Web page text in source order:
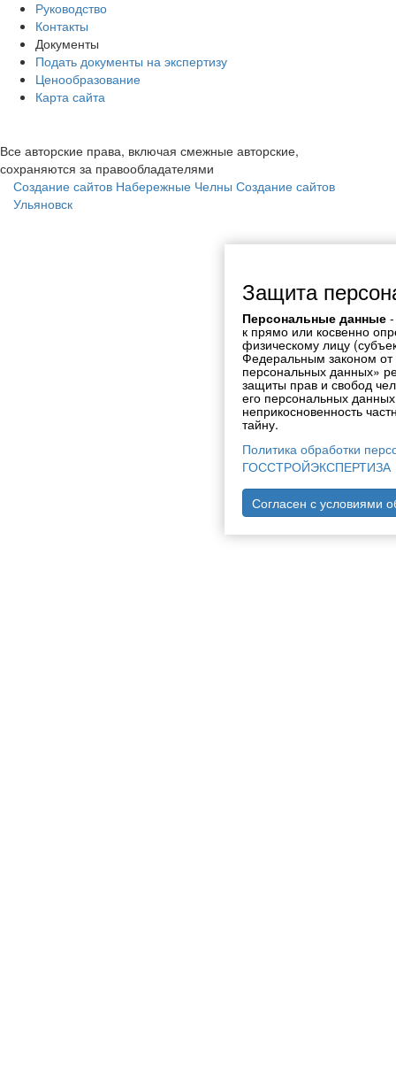
Защита
Персональные данные-
к прямо или косвенно
физическому лицу
Федеральным законом
персональных данных»
защиты прав и свобод
его персональных
неприкосновенность
тайну.
Политика обработки
ГОССТРОЙЭКСПЕРТИЗА
Согласен с условиями
Руководство
Контакты
Документы
Подать документы на экспертизу
Ценообразование
Карта сайта
Все авторские права, включая смежные авторские,
сохраняются за правообладателями
Создание сайтов Набережные Челны Создание сайтов
Ульяновск